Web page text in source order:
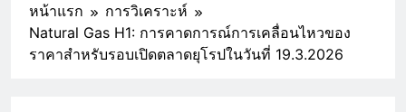
หน้าแรก
การวิเคราะห์
Natural Gas H1: การคาดการณ์การเคลื่อนไหวของ
ราคาสำหรับรอบเปิดตลาดยุโรปในวันที่ 19.3.2026